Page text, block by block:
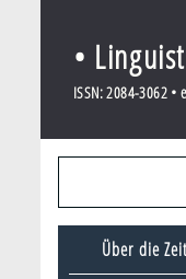
•
ISSN: 2084-3062 •
Über die